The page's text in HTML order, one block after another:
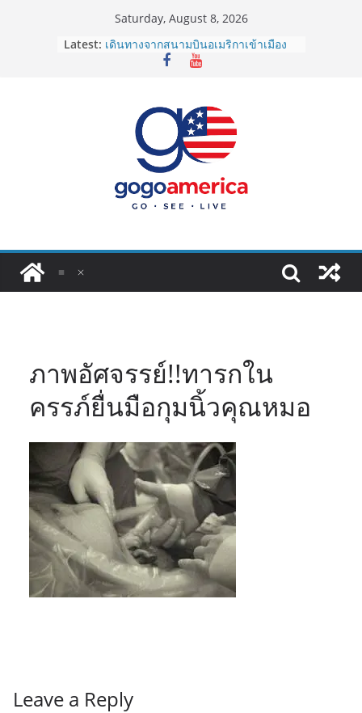
Saturday, August 8, 2026
Latest: เดินทางจากสนามบินอเมริกาเข้าเมือง
2026: LAX, JFK, SFO ไปยังไงดี?
ประเทศต้องรู้
ซิมการ์ดอเมริกา 2026: ใช้ยี่ห้อไหนดี
ที่สุด? เปรียบเทียบครบจบในบทความ
โอนเงินจากอเมริกากลับไทย ใช้วิธีไหน
ประหยัดและคุ้มที่สุดในปี 2026?
VPN สำหรับใช้ในอเมริกา 2026: ตัว
ภาพอัศจรรย์!!ทารกใน
ครรภ์ยื่นมือกุมนิ้วคุณหมอ
Leave a Reply